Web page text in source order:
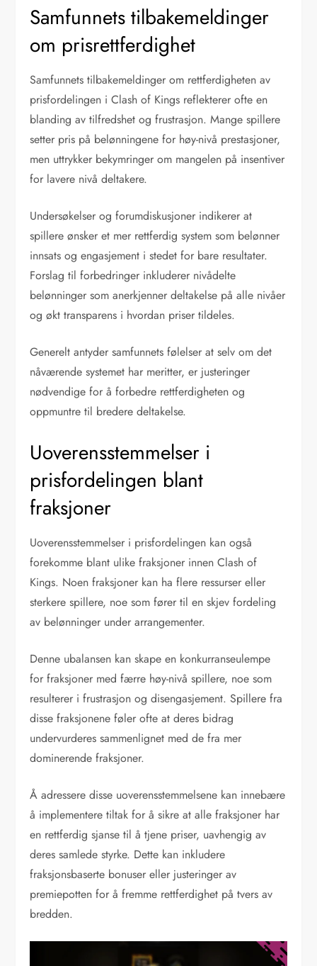
Samfunnets tilbakemeldinger
om prisrettferdighet
Samfunnets tilbakemeldinger om rettferdigheten av
prisfordelingen i Clash of Kings reflekterer ofte en
blanding av tilfredshet og frustrasjon. Mange spillere
setter pris på belønningene for høy-nivå prestasjoner,
men uttrykker bekymringer om mangelen på insentiver
for lavere nivå deltakere.
Undersøkelser og forumdiskusjoner indikerer at
spillere ønsker et mer rettferdig system som belønner
innsats og engasjement i stedet for bare resultater.
Forslag til forbedringer inkluderer nivådelte
belønninger som anerkjenner deltakelse på alle nivåer
og økt transparens i hvordan priser tildeles.
Generelt antyder samfunnets følelser at selv om det
nåværende systemet har meritter, er justeringer
nødvendige for å forbedre rettferdigheten og
oppmuntre til bredere deltakelse.
Uoverensstemmelser i
prisfordelingen blant
fraksjoner
Uoverensstemmelser i prisfordelingen kan også
forekomme blant ulike fraksjoner innen Clash of
Kings. Noen fraksjoner kan ha flere ressurser eller
sterkere spillere, noe som fører til en skjev fordeling
av belønninger under arrangementer.
Denne ubalansen kan skape en konkurranseulempe
for fraksjoner med færre høy-nivå spillere, noe som
resulterer i frustrasjon og disengasjement. Spillere fra
disse fraksjonene føler ofte at deres bidrag
undervurderes sammenlignet med de fra mer
dominerende fraksjoner.
Å adressere disse uoverensstemmelsene kan innebære
å implementere tiltak for å sikre at alle fraksjoner har
en rettferdig sjanse til å tjene priser, uavhengig av
deres samlede styrke. Dette kan inkludere
fraksjonsbaserte bonuser eller justeringer av
premiepotten for å fremme rettferdighet på tvers av
bredden.